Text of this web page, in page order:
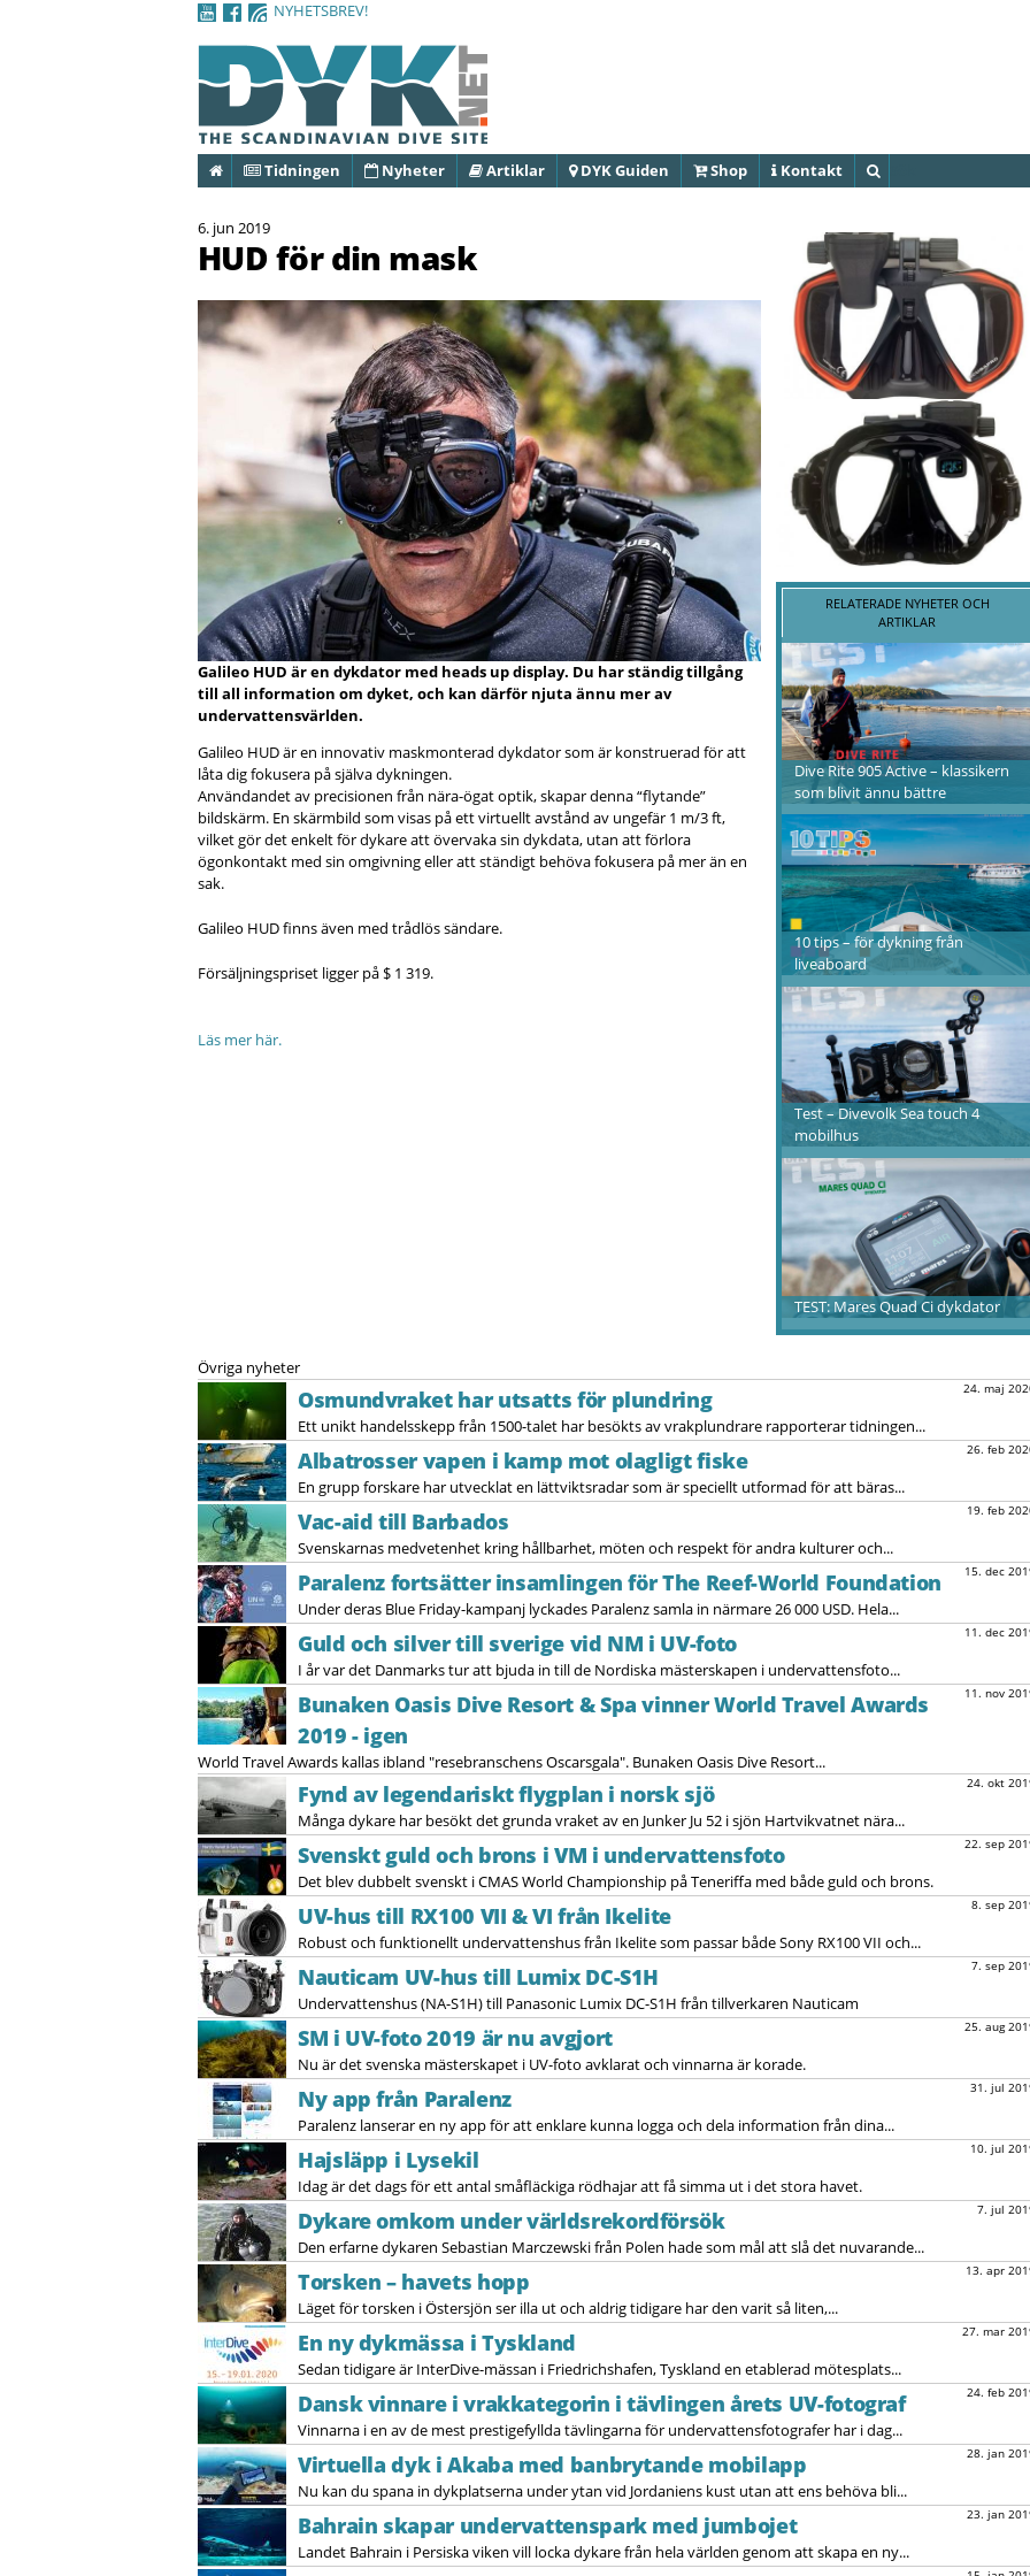
NYHETSBREV!
HemTidningen Nyheter Artiklar DYK Guiden Shop Kontakt
6. jun 2019
HUD för din mask
Galileo HUD är en dykdator med heads up display. Du har ständig tillgång
till all information om dyket, och kan därför njuta ännu mer av
undervattensvärlden.
Galileo HUD är en innovativ maskmonterad dykdator som är konstruerad för att
låta dig fokusera på själva dykningen.
Användandet av precisionen från nära-ögat optik, skapar denna “flytande”
bildskärm. En skärmbild som visas på ett virtuellt avstånd av ungefär 1 m/3 ft,
vilket gör det enkelt för dykare att övervaka sin dykdata, utan att förlora
ögonkontakt med sin omgivning eller att ständigt behöva fokusera på mer än en
sak.
Galileo HUD finns även med trådlös sändare.
Försäljningspriset ligger på $ 1 319.
Läs mer här.
RELATERADE NYHETER OCH
ARTIKLAR
Dive Rite 905 Active – klassikern
som blivit ännu bättre
10 tips – för dykning från
liveaboard
Test – Divevolk Sea touch 4
mobilhus
TEST: Mares Quad Ci dykdator
Övriga nyheter
24. maj
Osmundvraket har utsatts för plundring
Ett unikt handelsskepp från 1500-talet har besökts av vrakplundrare rapporterar tidningen...
26. feb
Albatrosser vapen i kamp mot olagligt fiske
En grupp forskare har utvecklat en lättviktsradar som är speciellt utformad för att bäras...
19. feb
Vac-aid till Barbados
Svenskarnas medvetenhet kring hållbarhet, möten och respekt för andra kulturer och...
15. dec
Paralenz fortsätter insamlingen för The Reef-World Foundation
Under deras Blue Friday-kampanj lyckades Paralenz samla in närmare 26 000 USD. Hela...
11. dec
Guld och silver till sverige vid NM i UV-foto
I år var det Danmarks tur att bjuda in till de Nordiska mästerskapen i undervattensfoto...
11. nov
Bunaken Oasis Dive Resort & Spa vinner World Travel Awards
2019 - igen
World Travel Awards kallas ibland "resebranschens Oscarsgala". Bunaken Oasis Dive Resort...
24. okt
Fynd av legendariskt flygplan i norsk sjö
Många dykare har besökt det grunda vraket av en Junker Ju 52 i sjön Hartvikvatnet nära...
22. sep
Svenskt guld och brons i VM i undervattensfoto
Det blev dubbelt svenskt i CMAS World Championship på Teneriffa med både guld och brons.
8. sep
UV-hus till RX100 VII & VI från Ikelite
Robust och funktionellt undervattenshus från Ikelite som passar både Sony RX100 VII och...
7. sep
Nauticam UV-hus till Lumix DC-S1H
Undervattenshus (NA-S1H) till Panasonic Lumix DC-S1H från tillverkaren Nauticam
25. aug
SM i UV-foto 2019 är nu avgjort
Nu är det svenska mästerskapet i UV-foto avklarat och vinnarna är korade.
31. jul
Ny app från Paralenz
Paralenz lanserar en ny app för att enklare kunna logga och dela information från dina...
10. jul
Hajsläpp i Lysekil
Idag är det dags för ett antal småfläckiga rödhajar att få simma ut i det stora havet.
7. jul
Dykare omkom under världsrekordförsök
Den erfarne dykaren Sebastian Marczewski från Polen hade som mål att slå det nuvarande...
13. apr
Torsken – havets hopp
Läget för torsken i Östersjön ser illa ut och aldrig tidigare har den varit så liten,...
27. mar
En ny dykmässa i Tyskland
Sedan tidigare är InterDive-mässan i Friedrichshafen, Tyskland en etablerad mötesplats...
24. feb
Dansk vinnare i vrakkategorin i tävlingen årets UV-fotograf
Vinnarna i en av de mest prestigefyllda tävlingarna för undervattensfotografer har i dag...
28. jan
Virtuella dyk i Akaba med banbrytande mobilapp
Nu kan du spana in dykplatserna under ytan vid Jordaniens kust utan att ens behöva bli...
23. jan
Bahrain skapar undervattenspark med jumbojet
Landet Bahrain i Persiska viken vill locka dykare från hela världen genom att skapa en ny...